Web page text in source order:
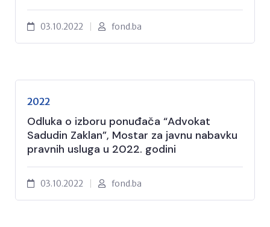
03.10.2022 fond.ba
2022
Odluka o izboru ponuđača “Advokat
Sadudin Zaklan”, Mostar za javnu nabavku
pravnih usluga u 2022. godini
03.10.2022 fond.ba